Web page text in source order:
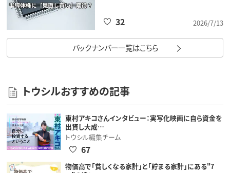
2026/7/13
32
バックナンバー一覧はこちら
トウシルおすすめの記事
東村アキコさんインタビュー：実写化映画に自ら資金を
出資し大成…
トウシル編集チーム
67
物価高で「貧しくなる家計」と「貯まる家計」にある"7